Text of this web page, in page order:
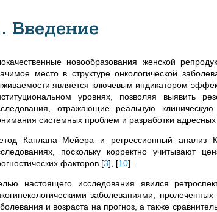
Введение
новообразования женской
место в структуре онкологической
является ключевым индикатором
уровнях, позволяя выявить
отражающие реальную
системных проблем и разработки адресных
Каплана–Мейера и регрессионный анализ
поскольку корректно учитывают
факторов [3] [10]
настоящего исследования явился
заболеваниями,
и возраста на прогноз, а также